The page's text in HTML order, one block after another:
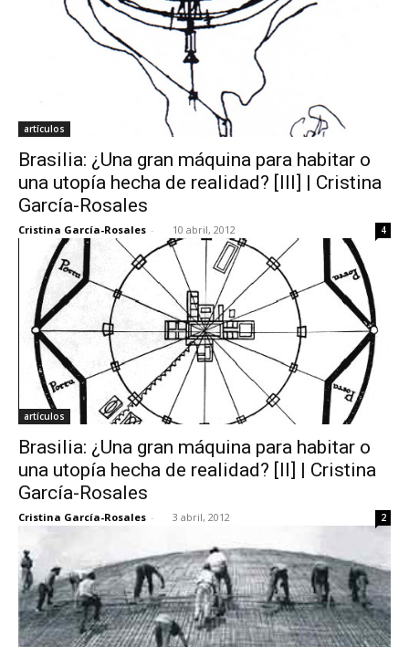
artículos
Brasilia: ¿Una gran máquina para habitar o
una utopía hecha de realidad? [III] | Cristina
García-Rosales
Cristina García-Rosales - 10 abril, 2012 4
artículos
Brasilia: ¿Una gran máquina para habitar o
una utopía hecha de realidad? [II] | Cristina
García-Rosales
Cristina García-Rosales - 3 abril, 2012 2